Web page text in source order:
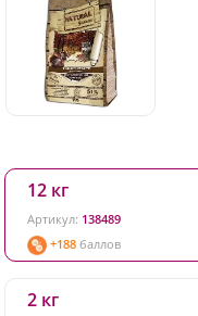
12 кг
Артикул: 138489
+188 баллов
2 кг